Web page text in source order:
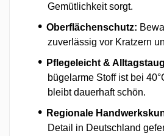
Gemütlichkeit sorgt.
Oberflächenschutz:
zuverlässig vor Kratzern
Pflegeleicht &
bügelarme Stoff ist bei
bleibt dauerhaft schön.
Regionale
Detail in Deutschland